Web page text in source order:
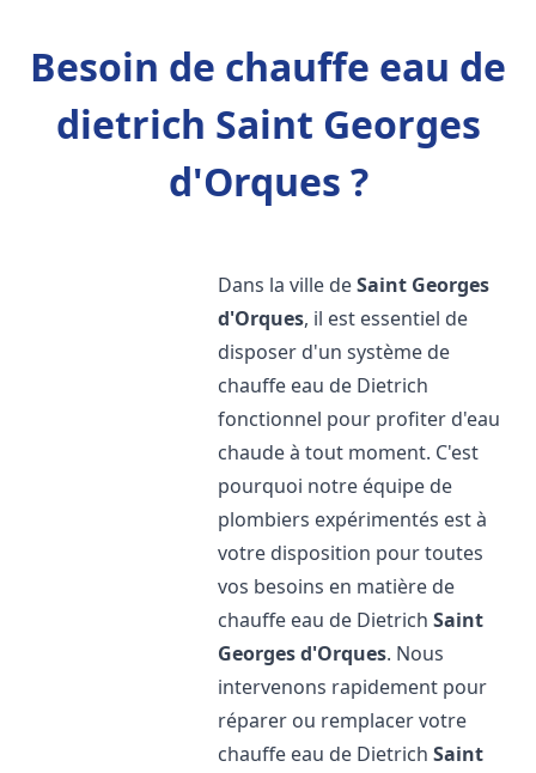
Besoin de chauffe eau de
dietrich Saint Georges
d'Orques ?
Dans la ville deSaint Georges
d'Orques, il est essentiel de
disposer d'un système de
chauffe eau de Dietrich
fonctionnel pour profiter d'eau
chaude à tout moment. C'est
pourquoi notre équipe de
plombiers expérimentés est à
votre disposition pour toutes
vos besoins en matière de
chauffe eau de DietrichSaint
Georges d'Orques. Nous
intervenons rapidement pour
réparer ou remplacer votre
chauffe eau de DietrichSaint